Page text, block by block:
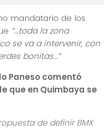
mandatario de los
“…toda la zona
se va a intervenir, con
bonitas…”
Paneso comentó
que en Quimbaya se
de definir BMX